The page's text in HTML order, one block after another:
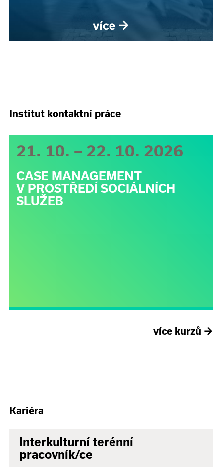
Institut kontaktní práce
21. 10. – 22. 10. 2026
CASE MANAGEMENT
V PROSTŘEDÍ SOCIÁLNÍCH
SLUŽEB
více kurzů →
Kariéra
Interkulturní terénní
pracovník/ce